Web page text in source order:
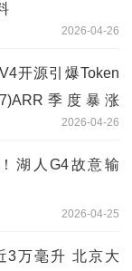
2026-04-26
开源引爆Token
季度暴涨
2026-04-26
湖人G4故意输
2026-04-25
3万毫升 北京大